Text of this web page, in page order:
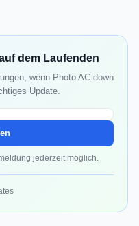
dem Laufenden
wenn Photo AC down
Update.
jederzeit möglich.